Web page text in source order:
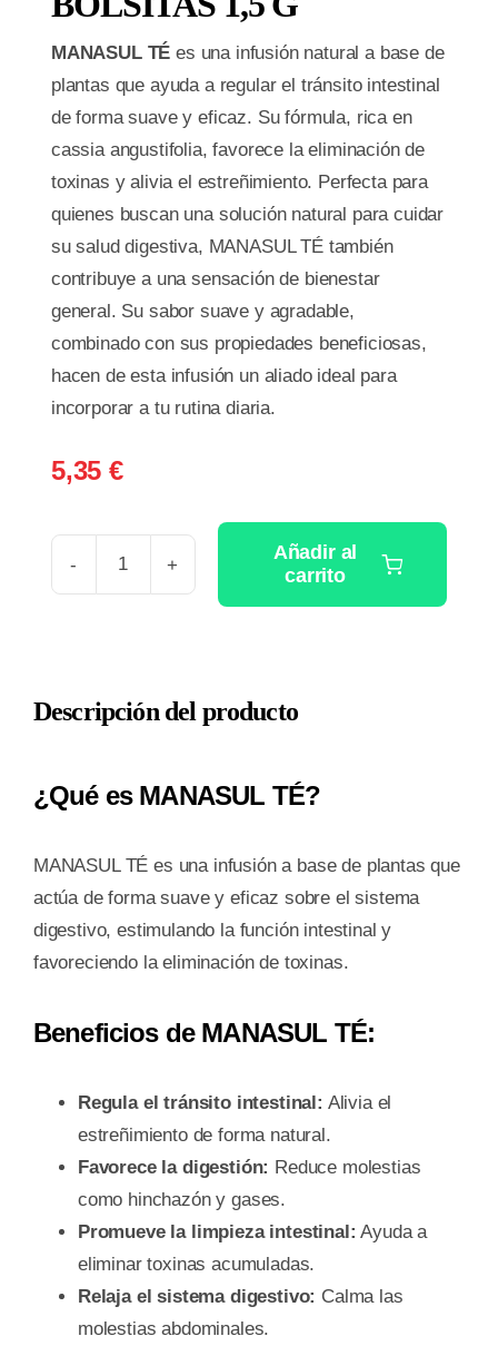
MANASUL TÉ es una infusión natural a base de
plantas que ayuda a regular el tránsito intestinal
de forma suave y eficaz. Su fórmula, rica en
cassia angustifolia, favorece la eliminación de
toxinas y alivia el estreñimiento. Perfecta para
quienes buscan una solución natural para cuidar
su salud digestiva, MANASUL TÉ también
contribuye a una sensación de bienestar
general. Su sabor suave y agradable,
combinado con sus propiedades beneficiosas,
hacen de esta infusión un aliado ideal para
incorporar a tu rutina diaria.
5,35 €
1,5
Añadir al
carrito
Descripción del producto
¿Qué es MANASUL TÉ?
MANASUL TÉ es una infusión a base de plantas que
actúa de forma suave y eficaz sobre el sistema
digestivo, estimulando la función intestinal y
favoreciendo la eliminación de toxinas.
Beneficios de MANASUL TÉ:
Regula el tránsito intestinal: Alivia el
estreñimiento de forma natural.
Favorece la digestión: Reduce molestias
como hinchazón y gases.
Promueve la limpieza intestinal: Ayuda a
eliminar toxinas acumuladas.
Relaja el sistema digestivo: Calma las
molestias abdominales.